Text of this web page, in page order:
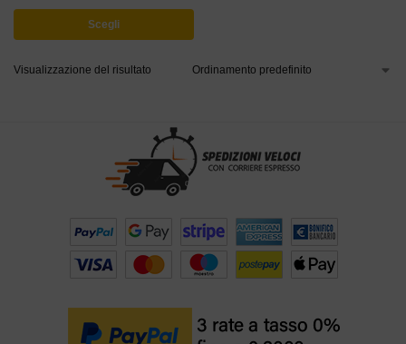
Scegli
Visualizzazione del risultato